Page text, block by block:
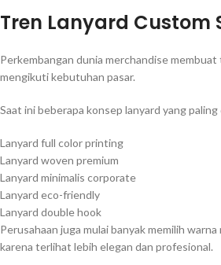
Tren Lanyard Custom
Perkembangan dunia merchandise
mengikuti kebutuhan pasar.
Saat ini beberapa konsep lanyard yang
Lanyard full color printing
Lanyard woven premium
Lanyard minimalis corporate
Lanyard eco-friendly
Lanyard double hook
Perusahaan juga mulai banyak memilih
karena terlihat lebih elegan dan profesional.